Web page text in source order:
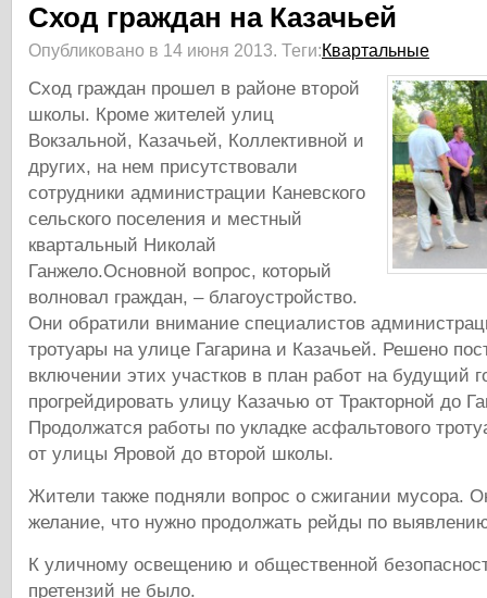
Сход граждан на Казачьей
Опубликовано в 14 июня 2013. Теги:Квартальные
Сход граждан прошел в районе второй
школы. Кроме жителей улиц
Вокзальной, Казачьей, Коллективной и
других, на нем присутствовали
сотрудники администрации Каневского
сельского поселения и местный
квартальный Николай
Ганжело.Основной вопрос, который
волновал граждан, – благоустройство.
Они обратили внимание специалистов
тротуары на улице Гагарина и Казачьей. Решено
включении этих участков в план работ на будущий
прогрейдировать улицу Казачью от Тракторной до
Продолжатся работы по укладке асфальтового
от улицы Яровой до второй школы.
Жители также подняли вопрос о сжигании мусора.
желание, что нужно продолжать рейды по
К уличному освещению и общественной
претензий не было.